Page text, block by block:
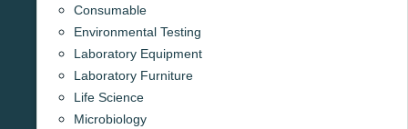
Consumable
Environmental Testing
Laboratory Equipment
Laboratory Furniture
Life Science
Microbiology